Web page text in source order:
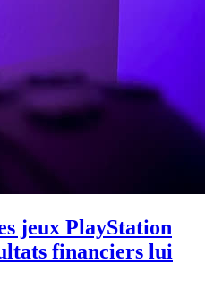
jeux PlayStation
financiers lui